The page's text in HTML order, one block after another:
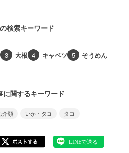
検索キーワード
3 大根 4 キャベツ 5 そうめん
に関するキーワード
介類 いか・タコ タコ